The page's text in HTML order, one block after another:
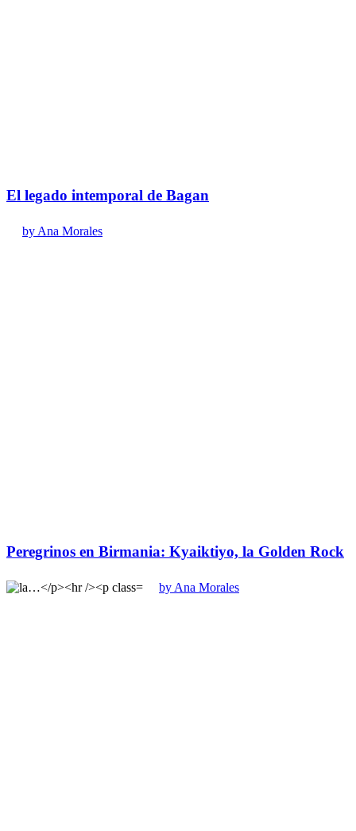
El legado intemporal de Bagan
by Ana Morales
Peregrinos en Birmania: Kyaiktiyo, la Golden Rock
by Ana Morales